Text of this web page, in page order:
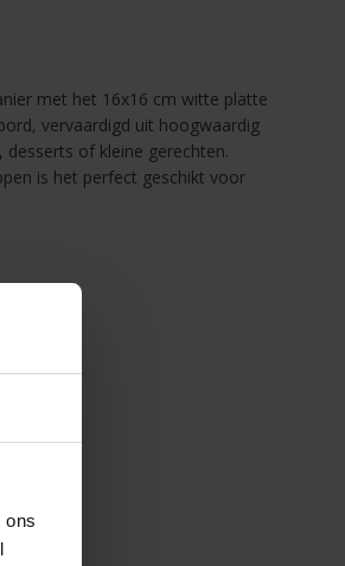
ons
met het 16x16 cm witte platte
vervaardigd uit hoogwaardig
of kleine gerechten.
is het perfect geschikt voor